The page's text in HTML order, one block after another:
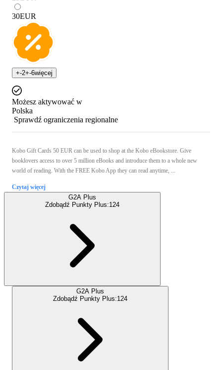
30EUR
+-2+-6więcej
Możesz aktywować w
Polska
Sprawdź ograniczenia regionalne
Kobo Gift Cards 50 EUR can be used to shop at the Kobo eBookstore. Give
booklovers access to over 5 million eBooks and introduce them to a whole new
world of reading. With the FREE Kobo App they can read anytime, ...
Czytaj więcej
G2A Plus
Zdobądź Punkty Plus:124
G2A Plus
Zdobądź Punkty Plus:124